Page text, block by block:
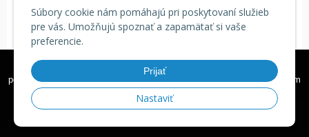
Súbory cookie nám pomáhajú pri poskytovaní služieb
pre vás. Umožňujú spoznať a zapamätať si vaše
preferencie.
Prijať
Nastaviť
Reklamačný poriadok
Doprava a platba
Veľkoobchod
© 2026 Školské tašky, batohy a zdravé fľaše ARS UNA •tvorba eshopu cez
Tieto internetové stránky používajú k poskytovaniu služieb,
personalizácií reklám a analýze návštevnosti súbory cookie. Používaním
týchto internetových stránok s tým súhlasíte.
Ďalšie informácie